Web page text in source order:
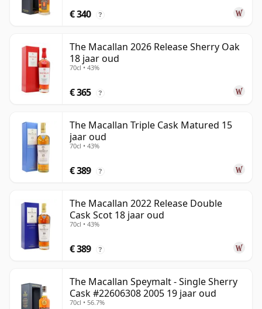
€ 340 ?
The Macallan 2026 Release Sherry Oak
18 jaar oud
70cl • 43%
€ 365 ?
The Macallan Triple Cask Matured 15
jaar oud
70cl • 43%
€ 389 ?
The Macallan 2022 Release Double
Cask Scot 18 jaar oud
70cl • 43%
€ 389 ?
The Macallan Speymalt - Single Sherry
Cask #22606308 2005 19 jaar oud
70cl • 56.7%